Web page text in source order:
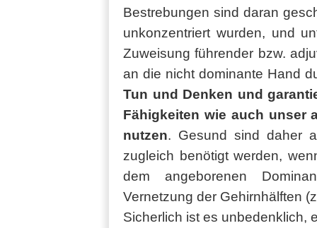
Bestrebungen sind daran
unkonzentriert wurden, und
Zuweisung führender bzw.
an die nicht dominante Hand
Tun und Denken und
Fähigkeiten wie auch unser
nutzen. Gesund sind daher
zugleich benötigt werden,
dem angeborenen
Vernetzung der Gehirnhälften
Sicherlich ist es unbedenklich,